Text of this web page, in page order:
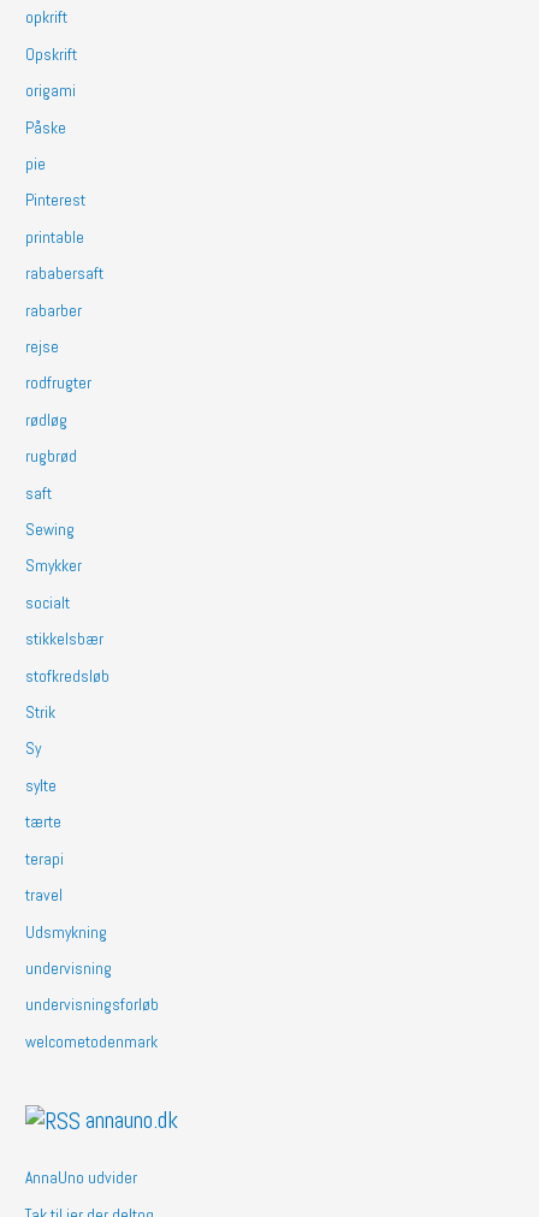
opkrift
Opskrift
origami
Påske
pie
Pinterest
printable
rababersaft
rabarber
rejse
rodfrugter
rødløg
rugbrød
saft
Sewing
Smykker
socialt
stikkelsbær
stofkredsløb
Strik
Sy
sylte
tærte
terapi
travel
Udsmykning
undervisning
undervisningsforløb
welcometodenmark
annauno.dk
AnnaUno udvider